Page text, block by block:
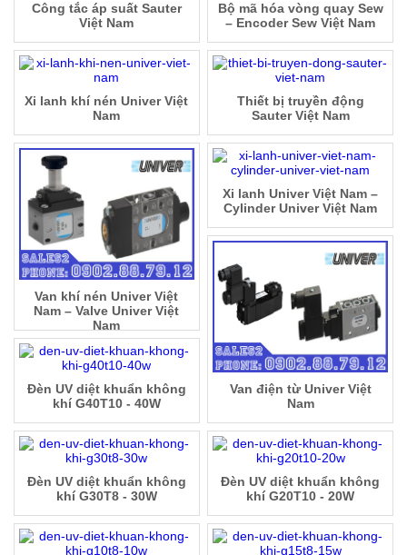
Bộ mã hóa vòng quay Sew
– Encoder Sew Việt Nam
Công tắc áp suất Sauter
Việt Nam
Thiết bị truyền động
Sauter Việt Nam
Xi lanh khí nén Univer Việt
Nam
Xi lanh Univer Việt Nam –
Cylinder Univer Việt Nam
Van khí nén Univer Việt
Nam – Valve Univer Việt
Nam
Van điện từ Univer Việt
Nam
Đèn UV diệt khuẩn không
khí G40T10 - 40W
Đèn UV diệt khuẩn không
khí G20T10 - 20W
Đèn UV diệt khuẩn không
khí G30T8 - 30W